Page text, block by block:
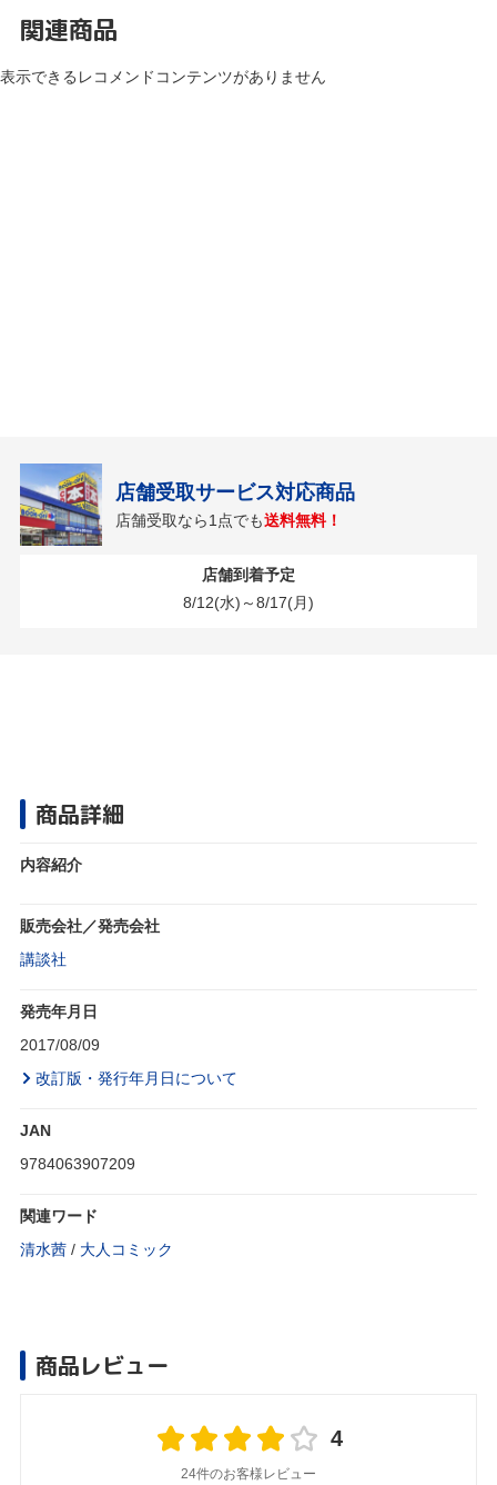
関連商品
表示できるレコメンドコンテンツがありません
店舗受取サービス対応商品
店舗受取なら1点でも送料無料！
店舗到着予定
8/12(水)～8/17(月)
商品詳細
内容紹介
販売会社／発売会社
講談社
発売年月日
2017/08/09
改訂版・発行年月日について
JAN
9784063907209
関連ワード
清水茜 / 大人コミック
商品レビュー
4
24件のお客様レビュー